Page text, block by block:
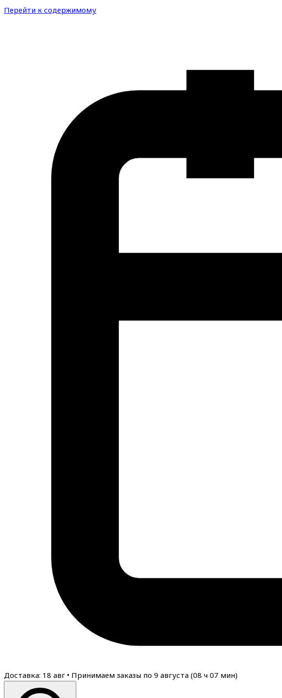
Перейти к содержимому
Доставка: 18 авг • Принимаем заказы по 9 августа (08 ч 07 мин)